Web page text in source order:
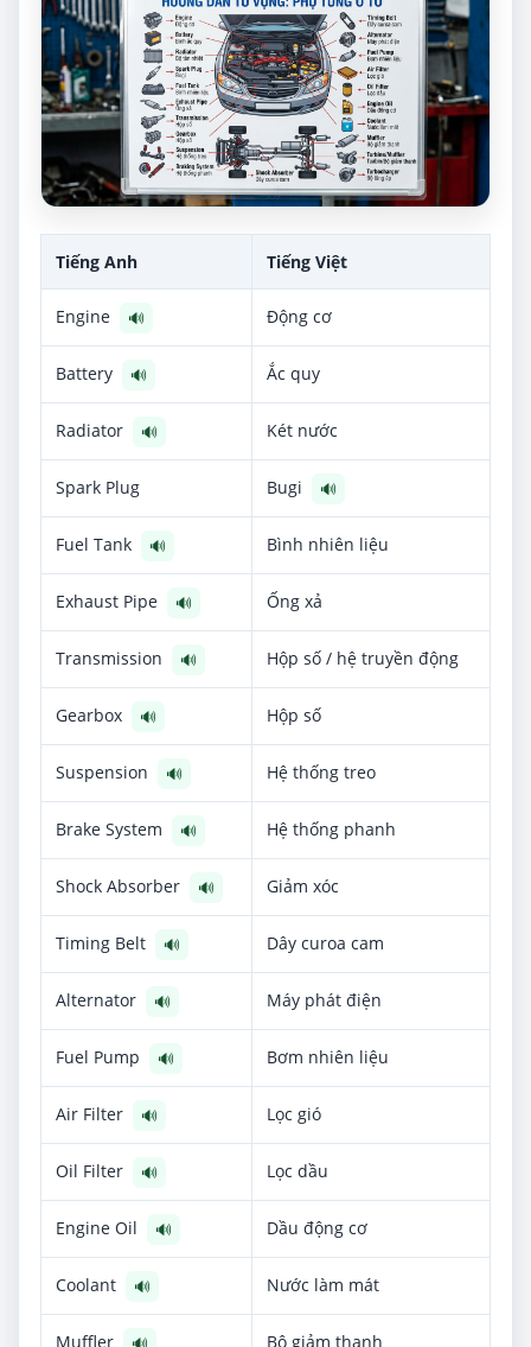
Tiếng Anh Tiếng Việt
Engine 🔊 Động cơ
Battery 🔊 Ắc quy
Radiator 🔊 Két nước
Spark Plug Bugi 🔊
Fuel Tank 🔊 Bình nhiên liệu
Exhaust Pipe 🔊 Ống xả
Transmission 🔊 Hộp số / hệ truyền động
Gearbox 🔊 Hộp số
Suspension 🔊 Hệ thống treo
Brake System 🔊 Hệ thống phanh
Shock Absorber 🔊 Giảm xóc
Timing Belt 🔊 Dây curoa cam
Alternator 🔊 Máy phát điện
Fuel Pump 🔊 Bơm nhiên liệu
Air Filter 🔊 Lọc gió
Oil Filter 🔊 Lọc dầu
Engine Oil 🔊 Dầu động cơ
Coolant 🔊 Nước làm mát
Muffler Bộ giảm thanh